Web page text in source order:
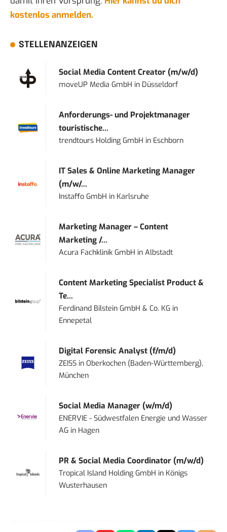
kostenlos anmelden.
STELLENANZEIGEN
Social Media Content Creator (m/w/d)
moveUP Media GmbH in Düsseldorf
Anforderungs- und Projektmanager
touristische...
trendtours Holding GmbH in Eschborn
IT Sales & Online Marketing Manager
(m/w/...
Instaffo GmbH in Karlsruhe
Marketing Manager – Content
Marketing /...
Acura Fachklinik GmbH inAlbstadt
Content Marketing Specialist Product &
Te...
Ferdinand Bilstein GmbH & Co. KG in
Ennepetal
Digital Forensic Analyst (f/m/d)
ZEISS inOberkochen (Baden-Württemberg),
München
Social Media Manager (w/m/d)
ENERVIE - Südwestfalen Energie und Wasser
AG in Hagen
PR & Social Media Coordinator (m/w/d)
Tropical Island Holding GmbH in Königs
Wusterhausen